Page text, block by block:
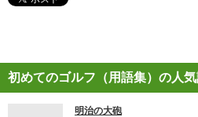
初めてのゴルフ（用語集）の人
明治の大砲